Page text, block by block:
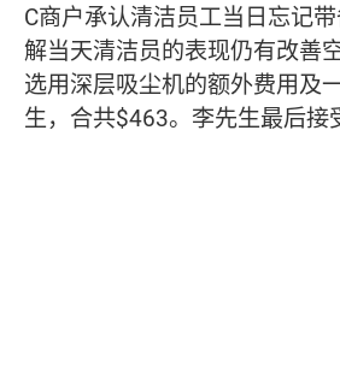
C商户承认清洁员工当日忘记
解当天清洁员的表现仍有改善
选用深层吸尘机的额外费用及
生，合共$463。李先生最后接